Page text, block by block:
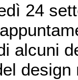
24
alcuni